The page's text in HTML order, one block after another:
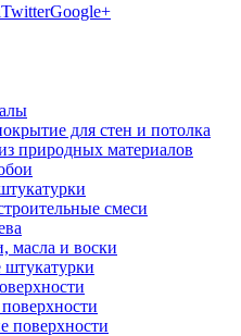
TwitterGoogle+
для стен и потолка
природных материалов
смеси
масла и воски
штукатурки
поверхности